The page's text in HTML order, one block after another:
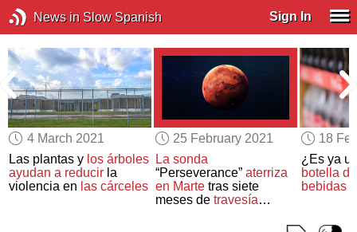
News in Slow Spanish Sign In
4 March 2021
Las plantas y los árboles
ayudan a reducir la
violencia en las cárceles
25 February 2021
La sonda
“Perseverance” aterriza
en Martetras siete
meses de travesía
18
¿Es ya
botella
bebidas